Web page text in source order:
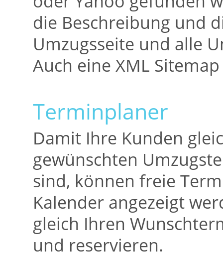
die Beschreibung und
Umzugsseite und alle
Auch eine XML
Terminplaner
Damit Ihre Kunden
gewünschten
sind, können freie
Kalender angezeigt
gleich Ihren
und reservieren.